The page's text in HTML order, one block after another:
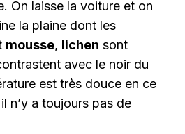
On laisse la voiture et on
la plaine dont les
mousse, lichen sont
avec le noir du
est très douce en ce
n’y a toujours pas de